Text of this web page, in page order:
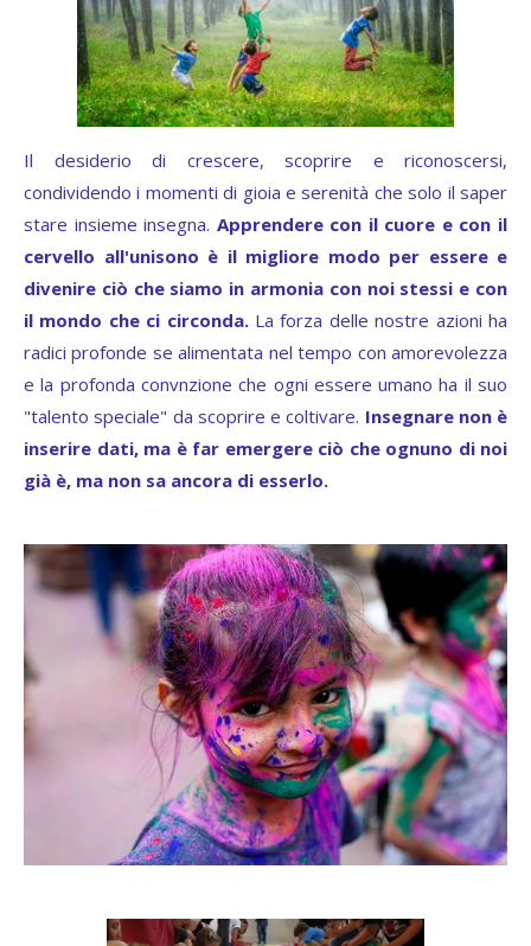
Il desiderio di crescere, scoprire e riconoscersi,
condividendo i momenti di gioia e serenità che solo il saper
stare insieme insegna. Apprendere con il cuore e con il
cervello all'unisono è il migliore modo per essere e
divenire ciò che siamo in armonia con noi stessi e con
il mondo che ci circonda.La forza delle nostre azioni ha
radici profonde se alimentata nel tempo con amorevolezza
e la profonda convnzione che ogni essere umano ha il suo
"talento speciale" da scoprire e coltivare. Insegnare non è
inserire dati, ma è far emergere ciò che ognuno di noi
già è, ma non sa ancora di esserlo.